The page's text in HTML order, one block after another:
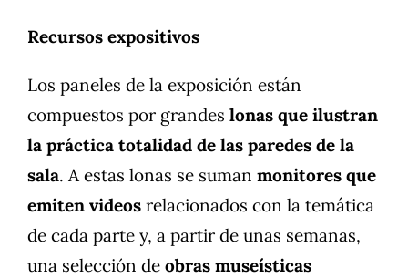
Recursos expositivos
Los paneles de la exposición están
compuestos por grandes lonas que ilustran
la práctica totalidad de las paredes de la
sala. A estas lonas se suman monitores que
emiten videos relacionados con la temática
de cada parte y, a partir de unas semanas,
una selección de obras museísticas